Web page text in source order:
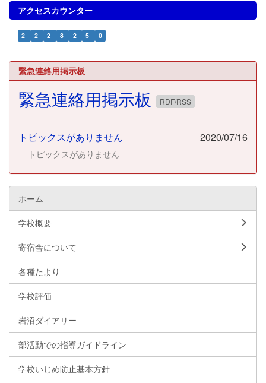
アクセスカウンター
2 2 2 8 2 5 0
緊急連絡用掲示板
緊急連絡用掲示板 RDF/RSS
トピックスがありません 2020/07/16
トピックスがありません
ホーム
学校概要
寄宿舎について
各種たより
学校評価
岩沼ダイアリー
部活動での指導ガイドライン
学校いじめ防止基本方針